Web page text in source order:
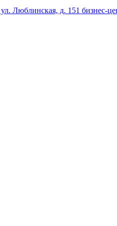
Люблинская, д. 151 бизнес-